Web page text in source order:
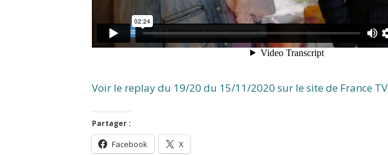
Voir le replay du 19/20 du 15/11/2020 sur le site de France TV
Partager :
Facebook X